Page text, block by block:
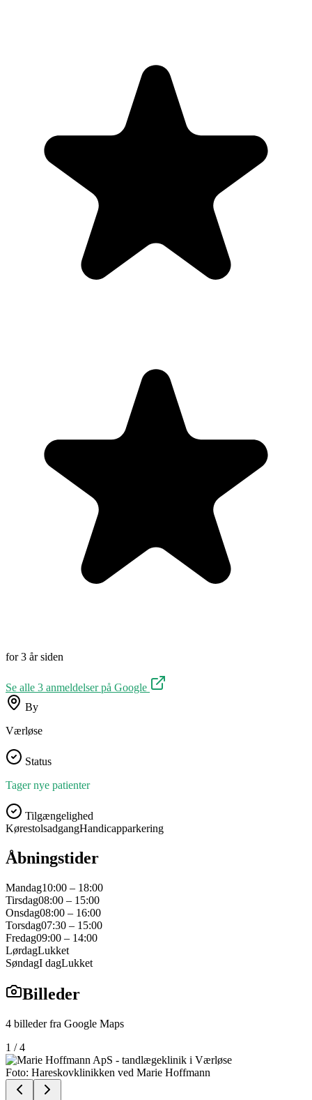
for 3 år siden
Se alle 3 anmeldelser på Google
By
Værløse
Status
Tager nye patienter
Tilgængelighed
KørestolsadgangHandicapparkering
Åbningstider
Mandag10:00 – 18:00
Tirsdag08:00 – 15:00
Onsdag08:00 – 16:00
Torsdag07:30 – 15:00
Fredag09:00 – 14:00
LørdagLukket
SøndagI dagLukket
Billeder
4 billeder fra Google Maps
1 /4
Foto: Hareskovklinikken ved Marie Hoffmann